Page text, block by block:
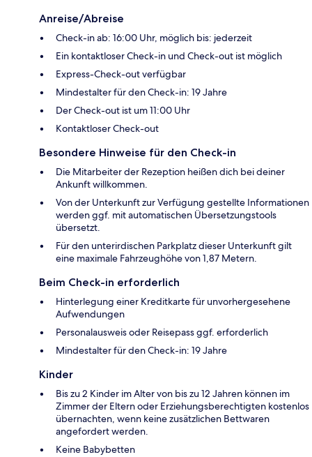
Anreise/Abreise
Check-in ab: 16:00 Uhr, möglich bis: jederzeit
Ein kontaktloser Check-in und Check-out ist möglich
Express-Check-out verfügbar
Mindestalter für den Check-in: 19 Jahre
Der Check-out ist um 11:00 Uhr
Kontaktloser Check-out
Besondere Hinweise für den Check-in
Die Mitarbeiter der Rezeption heißen dich bei deiner
Ankunft willkommen.
Von der Unterkunft zur Verfügung gestellte Informationen
werden ggf. mit automatischen Übersetzungstools
übersetzt.
Für den unterirdischen Parkplatz dieser Unterkunft gilt
eine maximale Fahrzeughöhe von 1,87 Metern.
Beim Check-in erforderlich
Hinterlegung einer Kreditkarte für unvorhergesehene
Aufwendungen
Personalausweis oder Reisepass ggf. erforderlich
Mindestalter für den Check-in: 19 Jahre
Kinder
Bis zu 2 Kinder im Alter von bis zu 12 Jahren können im
Zimmer der Eltern oder Erziehungsberechtigten kostenlos
übernachten, wenn keine zusätzlichen Bettwaren
angefordert werden.
Keine Babybetten